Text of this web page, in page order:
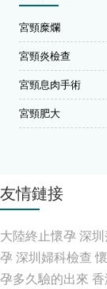
宮頸糜爛
宮頸炎檢查
宮頸息肉手術
宮頸肥大
友情鏈接
大陸終止懷孕 深
孕 深圳婦科檢查
孕多久驗的出來